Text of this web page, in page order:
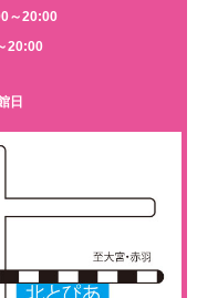
～20:00
20:00
日